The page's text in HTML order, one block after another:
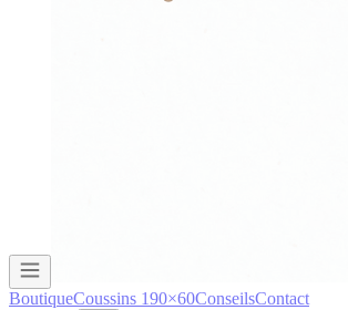
BoutiqueCoussins 190×60ConseilsContact